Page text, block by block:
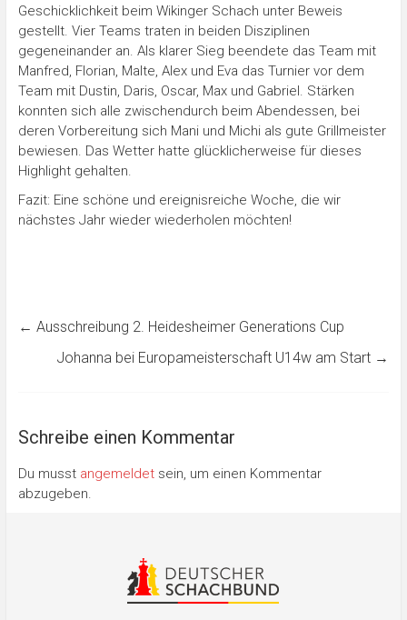
Geschicklichkeit beim Wikinger Schach unter Beweis
gestellt. Vier Teams traten in beiden Disziplinen
gegeneinander an. Als klarer Sieg beendete das Team mit
Manfred, Florian, Malte, Alex und Eva das Turnier vor dem
Team mit Dustin, Daris, Oscar, Max und Gabriel. Stärken
konnten sich alle zwischendurch beim Abendessen, bei
deren Vorbereitung sich Mani und Michi als gute Grillmeister
bewiesen. Das Wetter hatte glücklicherweise für dieses
Highlight gehalten.
Fazit: Eine schöne und ereignisreiche Woche, die wir
nächstes Jahr wieder wiederholen möchten!
← Ausschreibung 2. Heidesheimer Generations Cup
Johanna bei Europameisterschaft U14w am Start →
Schreibe einen Kommentar
Du musst angemeldetsein, um einen Kommentar
abzugeben.